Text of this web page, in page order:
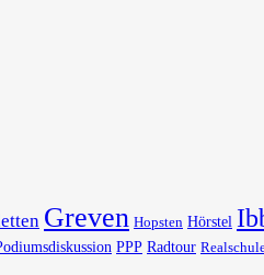
Greven Hopsten Hörstel
PPP Radtour